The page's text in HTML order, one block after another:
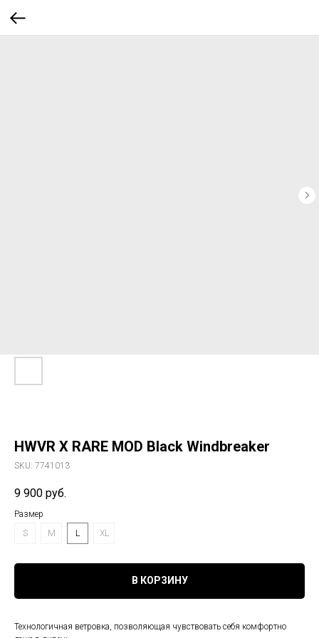
HWVR X RARE MOD Black Windbreaker
SKU: 7741013
9 900 руб.
Размер
S
M L XL
В КОРЗИНУ
Технологичная ветровка, позволяющая чувствовать себя комфортно